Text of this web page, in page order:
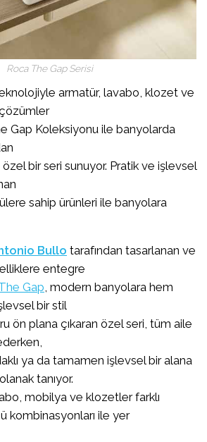
Roca The Gap Serisi
armatür, lavabo, klozet ve
Gap Koleksiyonu ile banyolarda
bir seri sunuyor. Pratik ve işlevsel
sahip ürünleri ile banyolara
Bullo tarafından tasarlanan ve
entegre
Gap, modern banyolara hem
bir stil
ön plana çıkaran özel seri, tüm aile
ya da tamamen işlevsel bir alana
tanıyor.
mobilya ve klozetler farklı
kombinasyonları ile yer